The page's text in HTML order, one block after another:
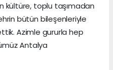
kültüre, toplu taşımadan
bütün bileşenleriyle
Azimle gururla hep
Antalya